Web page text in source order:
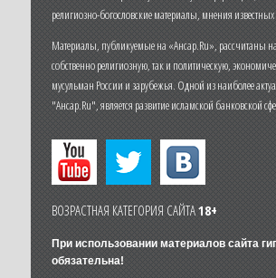
религиозно-богословские материалы, мнения
Материалы, публикуемые на «Ансар.Ru», рассчитаны
собственно религиозную, так и политическую,
мусульман России и зарубежья. Одной из наиболее
"Ансар.Ru", является развитие исламской банковской
ВОЗРАСТНАЯ КАТЕГОРИЯ САЙТА18+
При использовании материалов сайта
обязательна!